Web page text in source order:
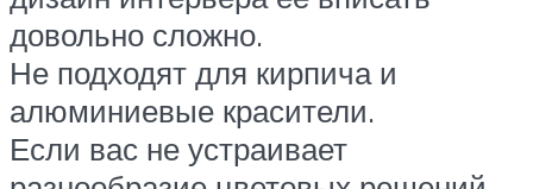
довольно сложно.
Не подходят для кирпича и
алюминиевые красители.
Если вас не устраивает